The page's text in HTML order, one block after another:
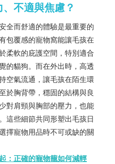
不適與焦慮？
全而舒適的體驗是最重要的
包覆感的寵物窩能讓毛孩在
柔軟的庇護空間，特別適合
的貓狗。而在外出時，高透
空氣流通，讓毛孩在陌生環
於胸背帶，穩固的結構與良
對肩頸與胸部的壓力，也能
這些細節共同形塑出毛孩日
擇寵物用品時不可或缺的關
：正確的寵物籠如何減輕